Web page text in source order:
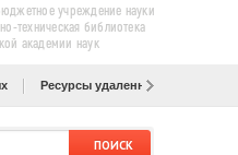
учреждение науки
техническая библиотека
академии наук
Ресурсы удаленного доступа